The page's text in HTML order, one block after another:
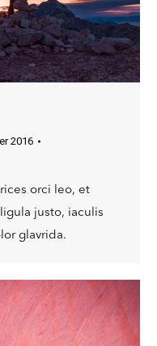
2016
orci leo, et
justo, iaculis
glavrida.